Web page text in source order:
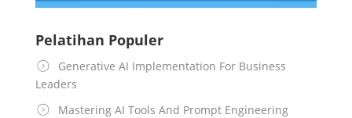
Pelatihan Populer
Generative AI Implementation For Business
Leaders
Mastering AI Tools And Prompt Engineering